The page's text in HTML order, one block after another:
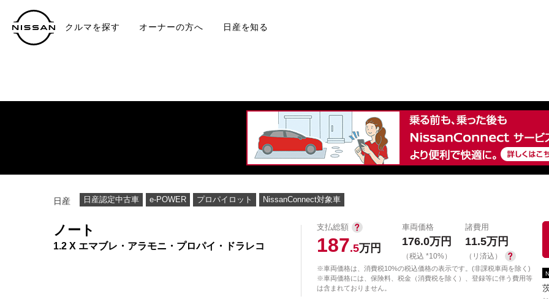
クルマを探す オーナーの方へ 日産を知る
日産 日産認定中古車 e-POWER プロパイロット NissanConnect対象車
ノート
1.2 X エマブレ・アラモニ・プロパイ・ドラレコ
支払総額
187.5万円
車両価格
176.0万円
（税込 *10%）
諸費用
11.5万円
（リ済込）
※車両価格は、消費税10%の税込価格の表示です。(非課税車両を除く)
※車両価格には、保険料、税金（消費税を除く）、登録等に伴う費用等
は含まれておりません。